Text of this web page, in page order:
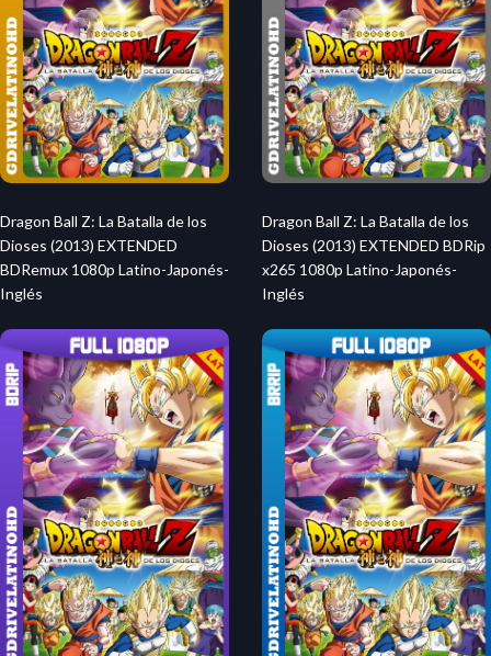
Dragon Ball Z: La Batalla de los
Dioses (2013) EXTENDED
BDRemux 1080p Latino-Japonés-
Inglés
Dragon Ball Z: La Batalla de los
Dioses (2013) EXTENDED BDRip
x265 1080p Latino-Japonés-
Inglés